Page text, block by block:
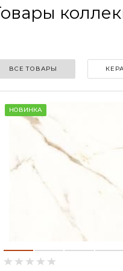
ВСЕ ТОВАРЫ
НОВИНКА